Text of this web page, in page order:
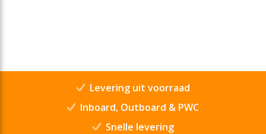
Levering uit voorraad
Inboard, Outboard & PWC
Snelle levering